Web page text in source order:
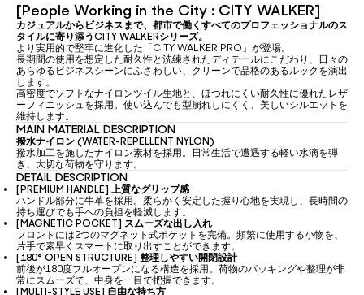
[People Working in the City : CITY WALKER]
カジュアルからビジネスまで、都市で働くすべてのプロフェッショナルのス
タイルに寄り添うCITY WALKERシリーズ。
より実用的で堅牢に進化した「CITY WALKER PRO」が登場。
長期間の使用を想定した耐久性と洗練されたディテールにこだわり、日々の
あらゆるビジネスシーンにふさわしい、クリーンで品格のあるルックを演出
します。
高密度でソフトなナイロンツイル生地と、ほつれにくい耐久性に優れたレザ
ーフィニッシュを採用。使い込んでも型崩れしにくく、美しいシルエットを
維持します。
MAIN MATERIAL DESCRIPTION
撥水ナイロン (WATER-REPELLENT NYLON)
撥水加工を施したナイロン素材を採用。日常生活で遭遇する軽い水滴を弾
き、大切な荷物を守ります。
DETAIL DESCRIPTION
[PREMIUM HANDLE] 上質なグリップ感
ハンドル部分に牛革を採用。柔らかく安定した握り心地を実現し、長時間の
持ち運びでも手への負担を軽減します。
[MAGNETIC POCKET] スムーズな出し入れ
フロントには2つのマグネット式ポケットを完備。頻繁に使用する小物を、
片手で素早くスマートに取り出すことができます。
[180° OPEN STRUCTURE] 整理しやすい開閉設計
前後が180度フルオープンになる構造を採用。荷物のパッキングや整理が非
常にスムーズで、中身を一目で把握できます。
[MULTI-STYLE USE] 自由な持ち方